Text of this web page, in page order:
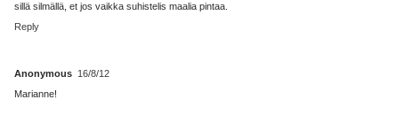
sillä silmällä, et jos vaikka suhistelis maalia pintaa.
Reply
Anonymous 16/8/12
Marianne!